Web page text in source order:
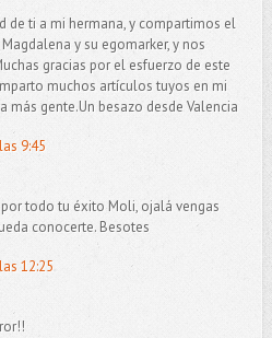
de ti a mi hermana, y compartimos el
y su egomarker, y nos
gracias por el esfuerzo de este
muchos artículos tuyos en mi
más gente.Un besazo desde Valencia
9:45
todo tu éxito Moli, ojalá vengas
conocerte. Besotes
12:25